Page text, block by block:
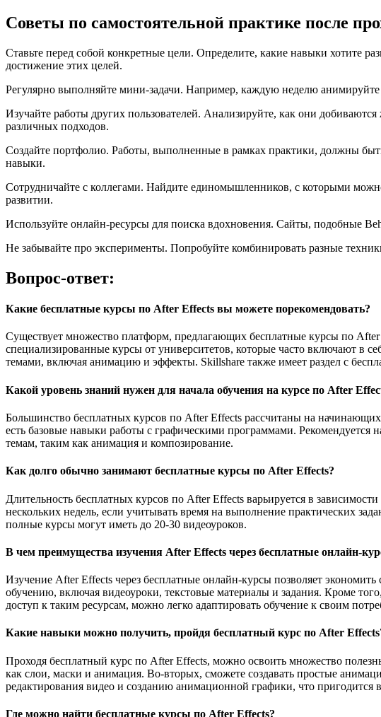
Советы по самостоятельной практике после
Ставьте перед собой конкретные цели. Определите, какие навыки хотите
достижение этих целей.
Регулярно выполняйте мини-задачи. Например, каждую неделю анимируйте
Изучайте работы других пользователей. Анализируйте, как они
различных подходов.
Создайте портфолио. Работы, выполненные в рамках практики, должны
навыки.
Сотрудничайте с коллегами. Найдите единомышленников, с которыми
развитии.
Используйте онлайн-ресурсы для поиска вдохновения. Сайты, подобные
Не забывайте про эксперименты. Попробуйте комбинировать разные
Вопрос-ответ:
Какие бесплатные курсы по After Effects вы можете порекомендовать?
Существует множество платформ, предлагающих бесплатные курсы по
специализированные курсы от университетов, которые часто включают в
темами, включая анимацию и эффекты. Skillshare также имеет раздел с
Какой уровень знаний нужен для начала обучения на курсе по After
Большинство бесплатных курсов по After Effects рассчитаны на
есть базовые навыки работы с графическими программами.
темам, таким как анимация и композирование.
Как долго обычно занимают бесплатные курсы по After Effects?
Длительность бесплатных курсов по After Effects варьируется в
нескольких недель, если учитывать время на выполнение практических
полные курсы могут иметь до 20-30 видеоуроков.
В чем преимущества изучения After Effects через бесплатные онлайн-
Изучение After Effects через бесплатные онлайн-курсы позволяет
обучению, включая видеоуроки, текстовые материалы и задания. Кроме
доступ к таким ресурсам, можно легко адаптировать обучение к своим
Какие навыки можно получить, пройдя бесплатный курс по After
Проходя бесплатный курс по After Effects, можно освоить множество
как слои, маски и анимация. Во-вторых, сможете создавать простые
редактирования видео и созданию анимационной графики, что пригодится
Где можно найти бесплатные курсы по After Effects?